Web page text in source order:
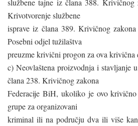
službene tajne iz člana 388.
Krivotvorenje službene
isprave iz člana 389. Krivičnog
Posebni odjel tužilaštva
preuzme krivični progon za ova krivična
c) Neovlaštena proizvodnja i stavljanje
člana 238. Krivičnog zakona
Federacije BiH, ukoliko je ovo
grupe za organizovani
kriminal ili na području dva ili više